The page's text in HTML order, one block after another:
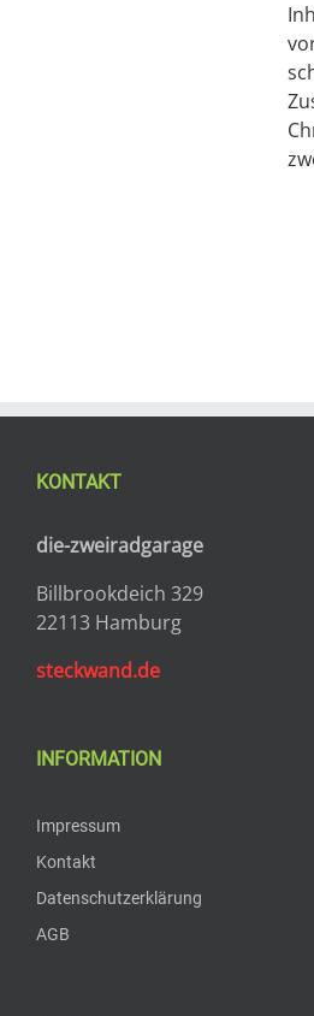
KONTAKT
die-zweiradgarage
Billbrookdeich 329
22113 Hamburg
steckwand.de
INFORMATION
Impressum
Kontakt
Datenschutzerklärung
AGB